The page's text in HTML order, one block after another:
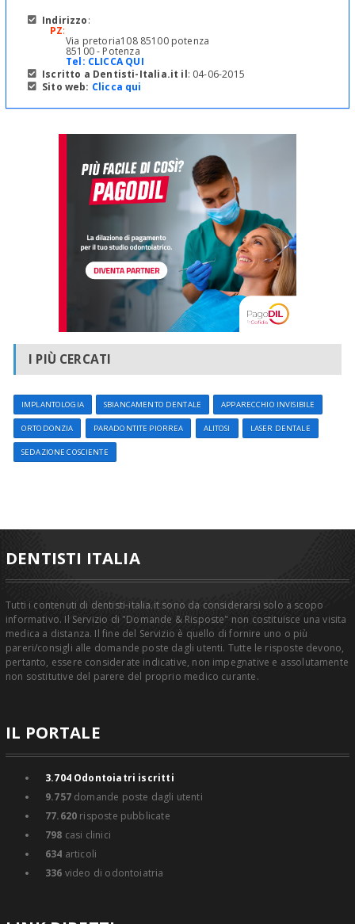
Indirizzo:
PZ:
Via pretoria108 85100 potenza
85100 - Potenza
Tel: CLICCA QUI
Iscritto a Dentisti-Italia.it il: 04-06-2015
Sito web: Clicca qui
I PIÙ CERCATI
IMPLANTOLOGIA SBIANCAMENTO DENTALE APPARECCHIO INVISIBILE
ORTODONZIA PARADONTITE PIORREA ALITOSI LASER DENTALE
SEDAZIONE COSCIENTE
DENTISTI ITALIA
Tutti i contenuti di dentisti-italia.it sono da considerarsi solo a scopo
informativo. Il Servizio di "Domande & Risposte" non costituisce una visita
medica a distanza. Il fine del Servizio è quello di fornire uno o più
pareri/consigli alle domande poste dagli utenti. Tutte le risposte devono,
pertanto, essere considerate indicative, non impegnative e assolutamente
non sostitutive del parere del proprio medico curante.
IL PORTALE
3.704Odontoiatri iscritti
9.757domande poste dagli utenti
77.620 risposte pubblicate
798 casi clinici
634 articoli
336 video di odontoiatria